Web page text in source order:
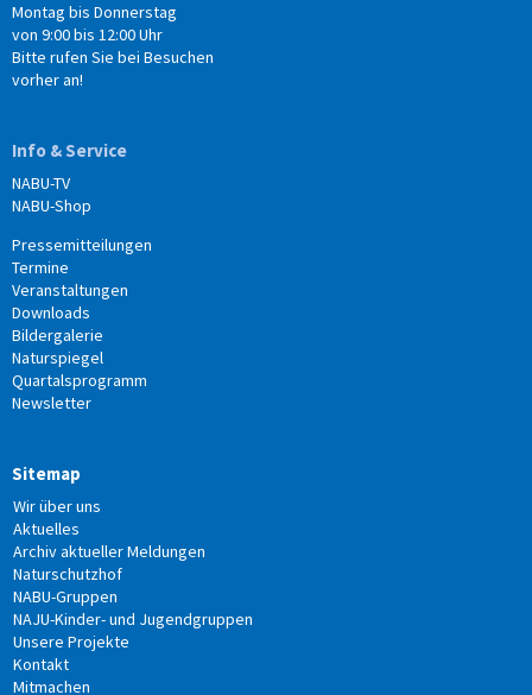
Montag bis Donnerstag
von 9:00 bis 12:00 Uhr
Bitte rufen Sie bei Besuchen
vorher an!
Info & Service
NABU-TV
NABU-Shop
Pressemitteilungen
Termine
Veranstaltungen
Downloads
Bildergalerie
Naturspiegel
Quartalsprogramm
Newsletter
Sitemap
Wir über uns
Aktuelles
Archiv aktueller Meldungen
Naturschutzhof
NABU-Gruppen
NAJU-Kinder- und Jugendgruppen
Unsere Projekte
Kontakt
Mitmachen